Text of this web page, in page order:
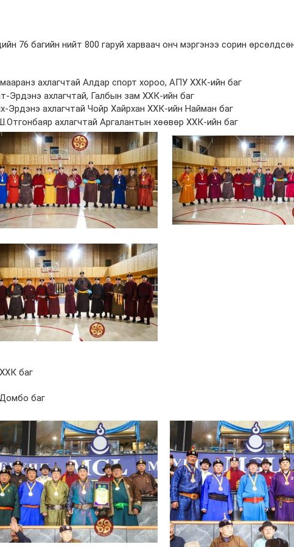
76 багийн нийт 800 гаруй харваач онч мэргэнээ сорин
ахлагчтай Алдар спорт хороо, АПУ ХХК-ийн баг
Эрдэнэ ахлагчтай, Галбын зам ХХК-ийн баг
ахлагчтай Чойр Хайрхан ХХК-ийн Найман баг
ахлагчтай Аргалантын хөөвөр ХХК-ийн баг
баг
баг